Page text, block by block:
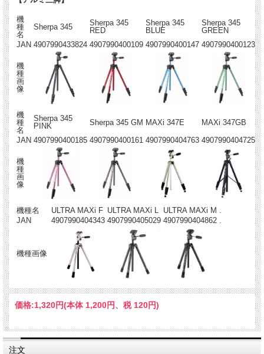
機
種
名
Sherpa 345
Sherpa 345
RED
Sherpa 345
BLUE
Sherpa 345
GREEN
JAN 4907990433824 4907990400109 4907990400147 4907990400123
機
種
画
像
機
種
名
Sherpa 345
PINK
Sherpa 345 GM MAXi 347E
MAXi 347GB
JAN 4907990400185 4907990400161 4907990404763 4907990404725
機
種
画
像
機種名 ULTRA MAXi F ULTRA MAXi L ULTRA MAXi M .
JAN
4907990404343 4907990405029 4907990404862 .
機種画像
価格:1,320円(本体 1,200円、税 120円)
注文